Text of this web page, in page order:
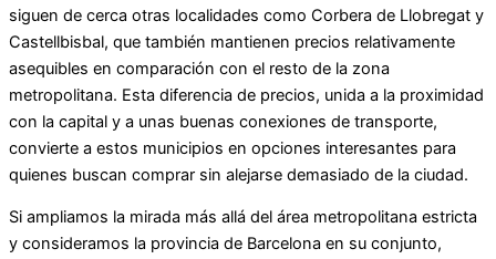
siguen de cerca otras localidades como Corbera de Llobregat y
Castellbisbal, que también mantienen precios relativamente
asequibles en comparación con el resto de la zona
metropolitana. Esta diferencia de precios, unida a la proximidad
con la capital y a unas buenas conexiones de transporte,
convierte a estos municipios en opciones interesantes para
quienes buscan comprar sin alejarse demasiado de la ciudad.
Si ampliamos la mirada más allá del área metropolitana estricta
y consideramos la provincia de Barcelona en su conjunto,